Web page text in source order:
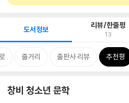
도서정보 리뷰/한줄평
13
줄거리 출판사 리뷰 추천평
창비 청소년 문학